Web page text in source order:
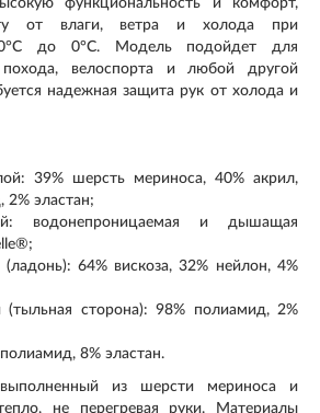
функциональность и комфорт,
от влаги, ветра и холода при
до 0°C. Модель подойдет для
похода, велоспорта и любой другой
надежная защита рук от холода и
39% шерсть мериноса, 40% акрил,
2% эластан;
водонепроницаемая и дышащая
64% вискоза, 32% нейлон, 4%
сторона): 98% полиамид, 2%
8% эластан.
из шерсти мериноса и
не перегревая руки. Материалы